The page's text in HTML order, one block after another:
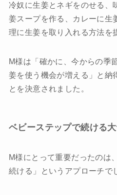
冷奴に生姜とネギをのせる、
姜スープを作る、カレーに生
理に生姜を取り入れる方法を
M様は「確かに、今からの季
姜を使う機会が増える」と納
とを決意されました。
ベビーステップで続ける大
M様にとって重要だったのは
続ける」というアプローチで